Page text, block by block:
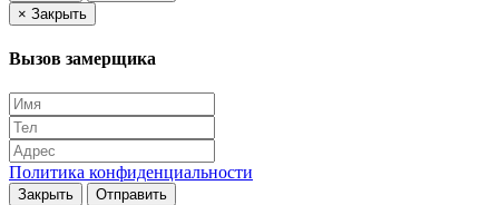
× Закрыть
Вызов замерщика
Политика конфиденциальности
Закрыть Отправить